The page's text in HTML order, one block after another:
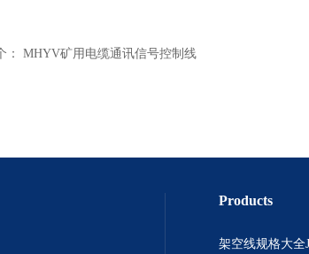
： MHYV矿用电缆通讯信号控制线
Products